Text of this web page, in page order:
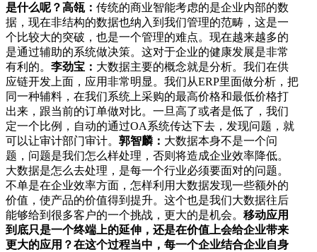
是什么呢？高瓴： 传统的商业智能考虑的是企业内部的数
据，现在非结构的数据也纳入到我们管理的范畴，这是一
个比较大的突破，也是一个管理的难点。现在越来越多的
是通过辅助的系统做决策。这对于企业的健康发展是非常
有利的。 李劲宝： 大数据主要的概念就是分析。我们在供
应链开发上面，应用非常明显。我们从ERP里面做分析，把
同一种辅料，在我们系统上采购的最高价格和最低价格打
出来，跟当前的订单做对比。一旦高了或者是低了，我们
定一个比例，自动的通过OA系统传达下去，发现问题，就
可以让审计部门审计。 郭智麟： 大数据本身不是一个问
题，问题是我们怎么样处理，否则将造成企业效率降低。
大数据是怎么去处理，是每一个行业必须要面对的问题。
不单是在企业效率方面，怎样利用大数据发现一些额外的
价值，使产品的价值得到提升。这个也是我们大数据往后
能够给到很多客户的一个挑战，更大的是机会。 移动应用
到底只是一个终端上的延伸，还是在价值上会给企业带来
更大的应用？在这个过程当中，每一个企业结合企业自身